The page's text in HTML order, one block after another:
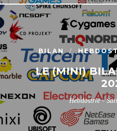
BILAN
LE (MINI)
Hebdostrie -